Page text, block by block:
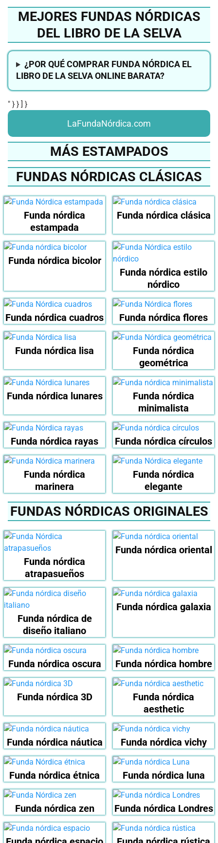
MEJORES FUNDAS NÓRDICAS
DEL LIBRO DE LA SELVA
¿POR QUÉ COMPRAR FUNDA NÓRDICA EL
LIBRO DE LA SELVA ONLINE BARATA?
" } } ] }
LaFundaNórdica.com
MÁS ESTAMPADOS
FUNDAS NÓRDICAS CLÁSICAS
Funda nórdica
estampada
Funda nórdica clásica
Funda nórdica bicolor
Funda nórdica estilo
nórdico
Funda nórdica cuadros Funda nórdica flores
Funda nórdica lisa
Funda nórdica
geométrica
Funda nórdica lunares
Funda nórdica
minimalista
Funda nórdica rayas Funda nórdica círculos
Funda nórdica
marinera
Funda nórdica
elegante
FUNDAS NÓRDICAS ORIGINALES
Funda nórdica
atrapasueños
Funda nórdica oriental
Funda nórdica de
diseño italiano
Funda nórdica galaxia
Funda nórdica oscura Funda nórdica hombre
Funda nórdica 3D
Funda nórdica
aesthetic
Funda nórdica náutica Funda nórdica vichy
Funda nórdica étnica Funda nórdica luna
Funda nórdica zen Funda nórdica Londres